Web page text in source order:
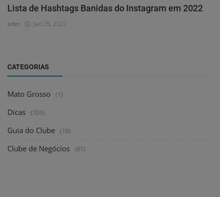
Lista de Hashtags Banidas do Instagram em 2022
adm Jan 25, 2022
CATEGORIAS
Mato Grosso (1)
Dicas (705)
Guia do Clube (18)
Clube de Negócios (81)